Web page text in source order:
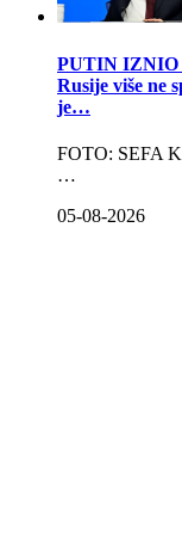
PUTIN IZNIO
Rusije više ne
je…
FOTO: SEFA
…
05-08-2026